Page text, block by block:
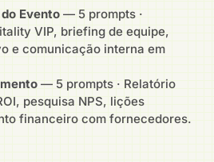
Evento — 5 prompts ·
VIP, briefing de equipe,
e comunicação interna em
— 5 prompts · Relatório
pesquisa NPS, lições
financeiro com fornecedores.